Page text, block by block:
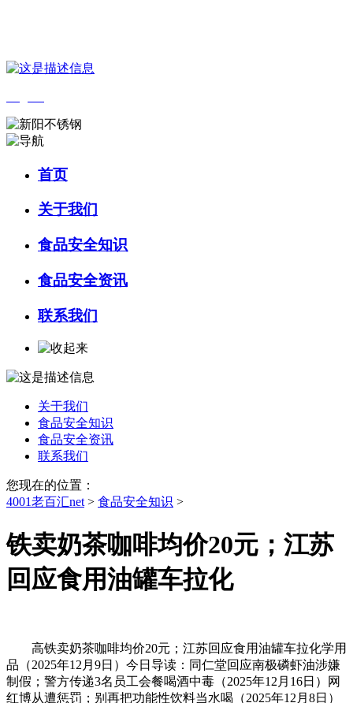
首页
关于我们
食品安全知识
食品安全资讯
联系我们
关于我们
食品安全知识
食品安全资讯
联系我们
您现在的位置：
4001老百汇net > 食品安全知识 >
铁卖奶茶咖啡均价20元；江苏
回应食用油罐车拉化
高铁卖奶茶咖啡均价20元；江苏回应食用油罐车拉化学用
品（2025年12月9日）今日导读：同仁堂回应南极磷虾油涉嫌
制假；警方传递3名员工会餐喝酒中毒（2025年12月16日）网
红博从遭惩罚；别再把功能性饮料当水喝（2025年12月8日）